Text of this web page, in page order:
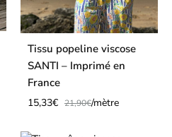
Tissu popeline viscose
SANTI – Imprimé en
France
15,33€ 21,90€/mètre